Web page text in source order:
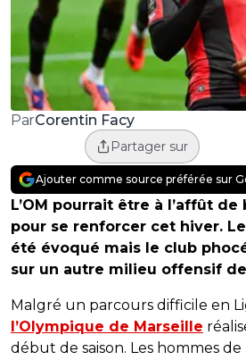
ParCorentin Facy
Partager sur
Ajouter comme source préférée sur
L’OM pourrait être à l’affût
pour se renforcer cet hiver.
été évoqué mais le club
sur un autre milieu offensif
Malgré un parcours difficile en
l’Olympique de Marseille
début de saison. Les hommes